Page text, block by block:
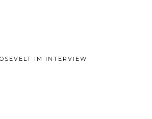
IM INTERVIEW